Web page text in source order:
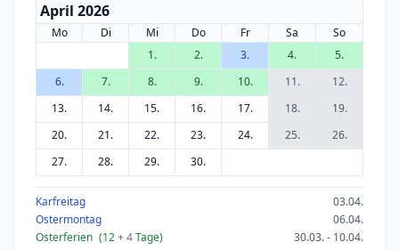
April 2026
Mo Di Mi Do Fr Sa
So
1.
2. 3. 4.
5.
6.
7. 8. 9. 10. 11.
12.
13.
14. 15. 16. 17. 18.
19.
20.
21. 22. 23. 24. 25.
26.
27.
28. 29. 30.
Karfreitag
03.04.
Ostermontag
06.04.
Osterferien (12+ 4Tage) 30.03. - 10.04.